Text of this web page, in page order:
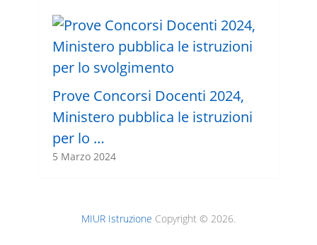
Prove Concorsi Docenti 2024,
Ministero pubblica le istruzioni
per lo …
5 Marzo 2024
MIUR Istruzione Copyright © 2026.